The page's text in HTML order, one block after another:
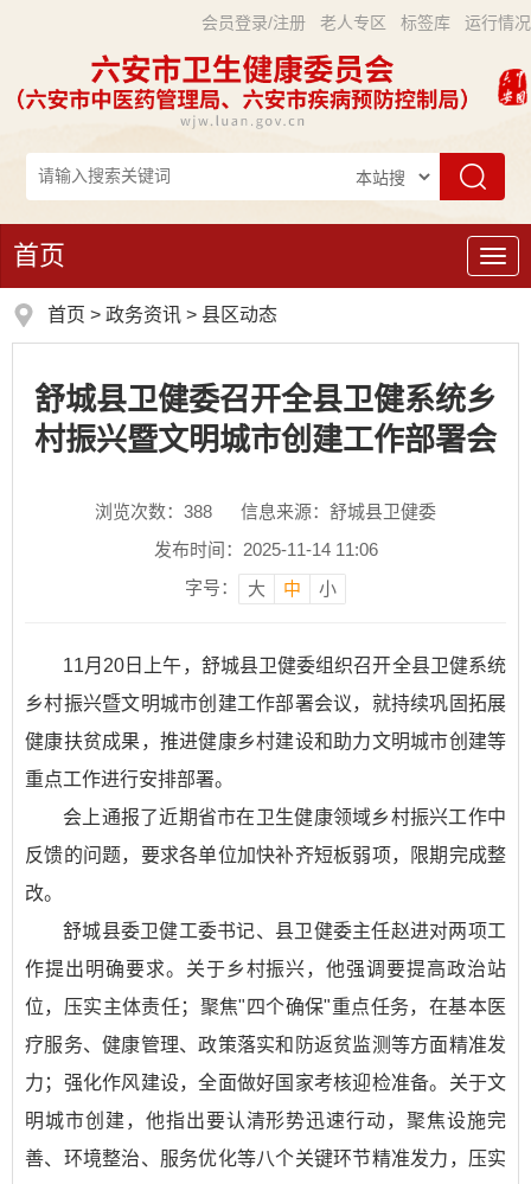
会员登录/注册 老人专区 标签库 运行情况
导
首页
首页 > 政务资讯 > 县区动态
舒城县卫健委召开全县卫健系统乡
村振兴暨文明城市创建工作部署会
浏览次数： 388
信息来源：舒城县卫健委
发布时间：2025-11-14 11:06
字号：
大 中 小
11月20日上午，舒城县卫健委组织召开全县卫健系统
乡村振兴暨文明城市创建工作部署会议，就持续巩固拓展
健康扶贫成果，推进健康乡村建设和助力文明城市创建等
重点工作进行安排部署。
会上通报了近期省市在卫生健康领域乡村振兴工作中
反馈的问题，要求各单位加快补齐短板弱项，限期完成整
改。
舒城县委卫健工委书记、县卫健委主任赵进对两项工
作提出明确要求。关于乡村振兴，他强调要提高政治站
位，压实主体责任；聚焦"四个确保"重点任务，在基本医
疗服务、健康管理、政策落实和防返贫监测等方面精准发
力；强化作风建设，全面做好国家考核迎检准备。关于文
明城市创建，他指出要认清形势迅速行动，聚焦设施完
善、环境整治、服务优化等八个关键环节精准发力，压实